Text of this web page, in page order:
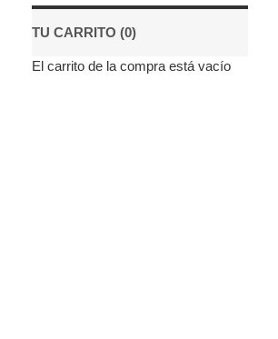
TU CARRITO (0)
El carrito de la compra está vacío